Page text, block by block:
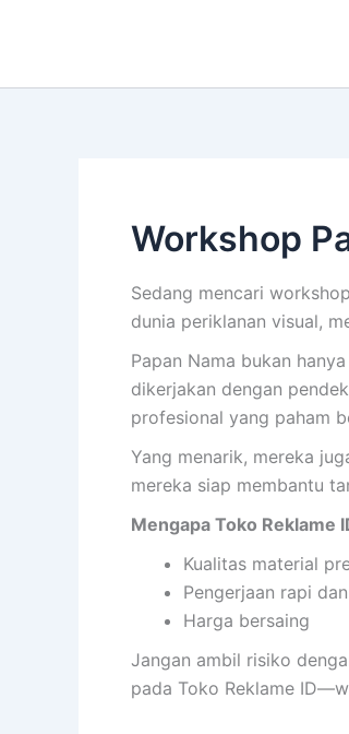
Workshop
Sedang mencari
dunia periklanan visual,
Papan Nama bukan
dikerjakan dengan
profesional yang paham
Yang menarik, mereka
mereka siap membantu
Mengapa Toko Reklame
Kualitas material
Pengerjaan rapi
Harga bersaing
Jangan ambil risiko
pada Toko Reklame